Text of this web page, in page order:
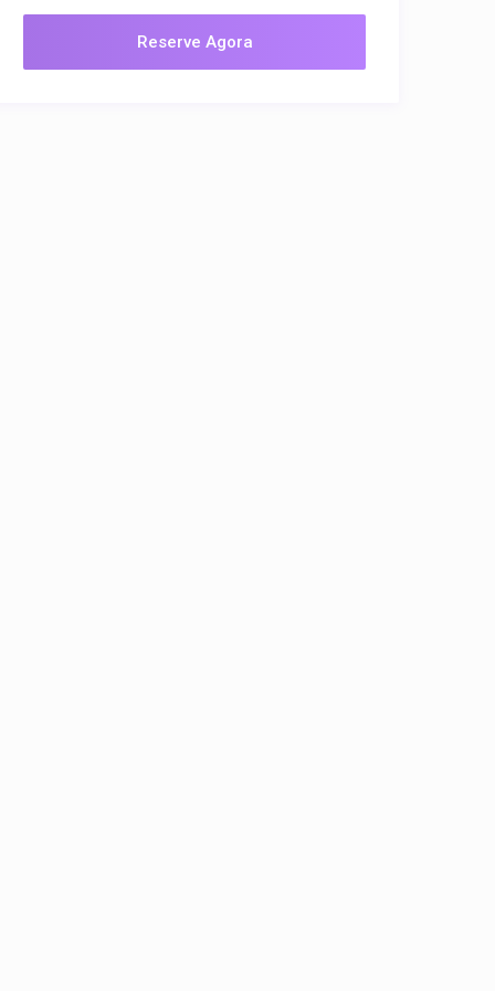
Reserve Agora